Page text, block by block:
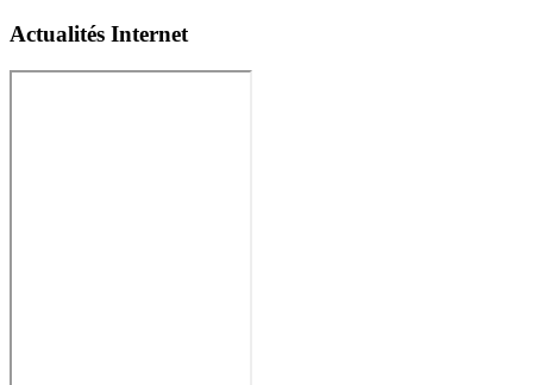
Actualités Internet